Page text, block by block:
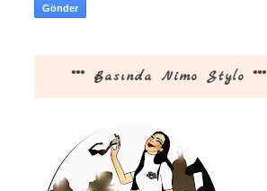
*** Basında Nimo Stylo ***